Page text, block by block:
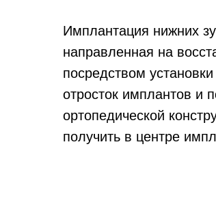
Имплантация нижних
направленная на
посредством
отросток имплантов и
ортопедической
получить в центре